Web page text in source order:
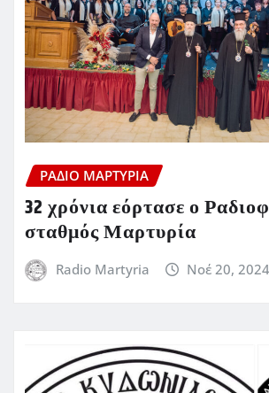
ΡΆΔΙΟ ΜΑΡΤΥΡΊΑ
32 χρόνια εόρτασε ο
σταθμός Μαρτυρία
Radio Martyria Νοέ 20, 2024